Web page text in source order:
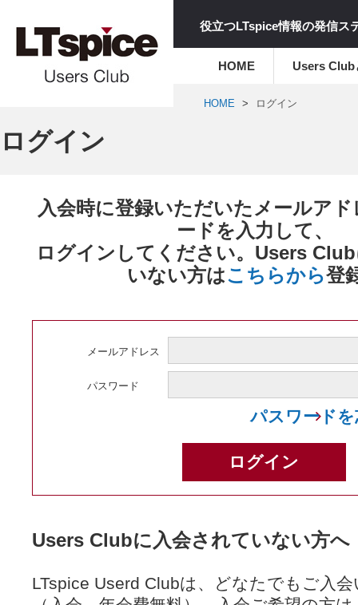
役立つLTspice情報の発信ス
HOME Users Club
HOME ログイン
ログイン
入会時に登録いただいたメールア
ードを入力して、
ログインしてください。Users
いない方はこちらから登
メールアドレス
パスワード
パスワード
Users Clubに入会されていない方へ
LTspice Userd Clubは、どなたでもご入